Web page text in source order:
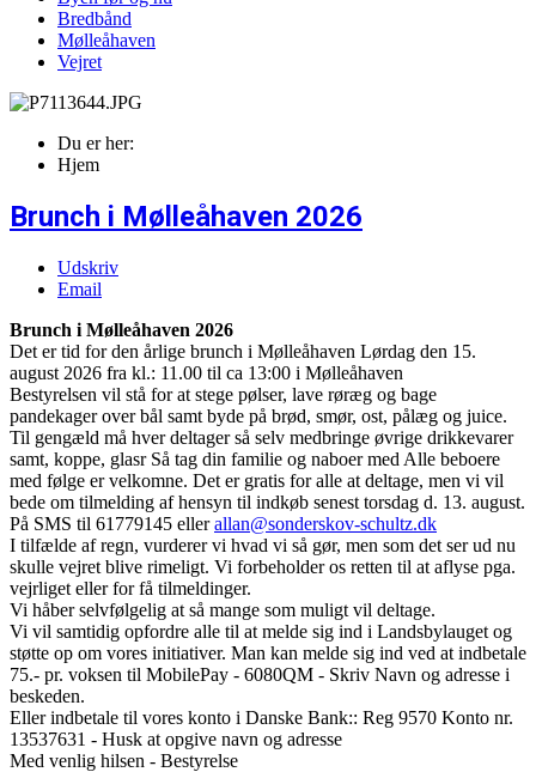
Bredbånd
Mølleåhaven
Vejret
Du er her:
Hjem
Brunch i Mølleåhaven 2026
Udskriv
Email
Brunch i Mølleåhaven 2026
Det er tid for den årlige brunch i Mølleåhaven Lørdag den 15.
august 2026 fra kl.: 11.00 til ca 13:00 i Mølleåhaven
Bestyrelsen vil stå for at stege pølser, lave røræg og bage
pandekager over bål samt byde på brød, smør, ost, pålæg og juice.
Til gengæld må hver deltager så selv medbringe øvrige drikkevarer
samt, koppe, glasr Så tag din familie og naboer med Alle beboere
med følge er velkomne. Det er gratis for alle at deltage, men vi vil
bede om tilmelding af hensyn til indkøb senest torsdag d. 13. august.
På SMS til 61779145 ellerallan@sonderskov-schultz.dk
I tilfælde af regn, vurderer vi hvad vi så gør, men som det ser ud nu
skulle vejret blive rimeligt. Vi forbeholder os retten til at aflyse pga.
vejrliget eller for få tilmeldinger.
Vi håber selvfølgelig at så mange som muligt vil deltage.
Vi vil samtidig opfordre alle til at melde sig ind i Landsbylauget og
støtte op om vores initiativer. Man kan melde sig ind ved at indbetale
75.- pr. voksen til MobilePay - 6080QM - Skriv Navn og adresse i
beskeden.
Eller indbetale til vores konto i Danske Bank:: Reg 9570 Konto nr.
13537631 - Husk at opgive navn og adresse
Med venlig hilsen - Bestyrelse